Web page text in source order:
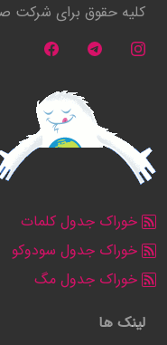
کلیه حقوق برای شرکت
خوراک جدول کلمات
خوراک جدول سودوکو
خوراک جدول مگ
لینک ها